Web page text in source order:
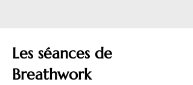
Les séances de
Breathwork